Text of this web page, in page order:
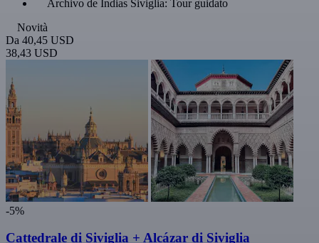
Archivo de Indias Siviglia: Tour guidato
Novità
Da 40,45 USD
38,43 USD
-5%
Cattedrale di Siviglia + Alcázar di Siviglia